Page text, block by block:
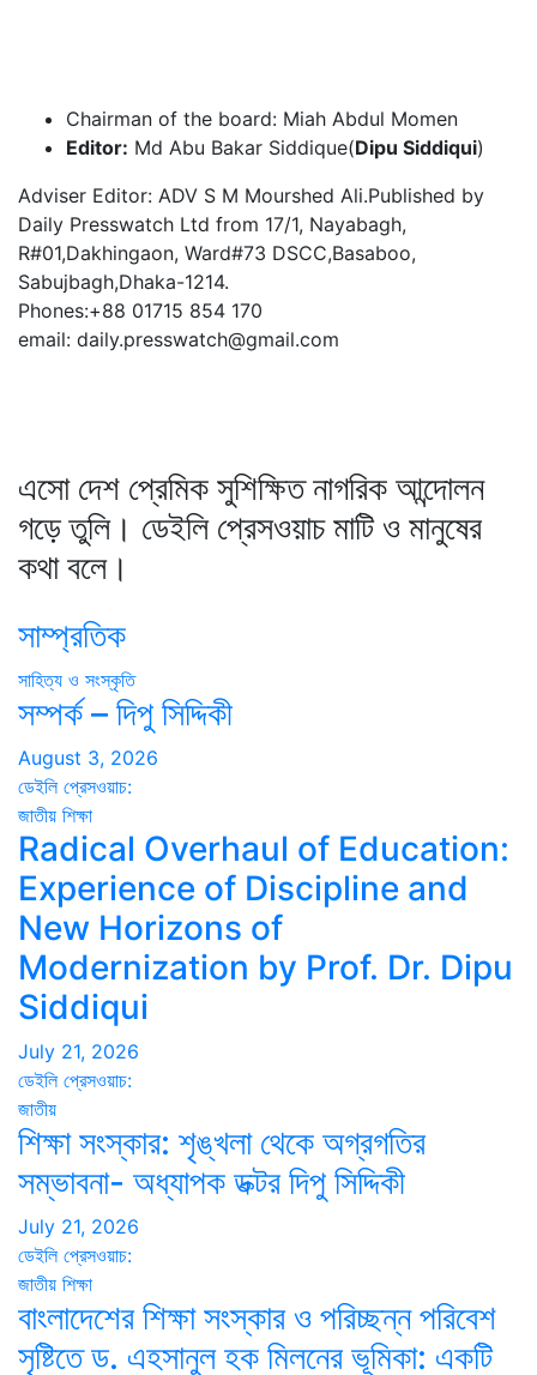
Chairman of the board: Miah Abdul Momen
Editor: Md Abu Bakar Siddique(Dipu Siddiqui)
Adviser Editor: ADV S M Mourshed Ali.Published by
Daily Presswatch Ltd from 17/1, Nayabagh,
R#01,Dakhingaon, Ward#73 DSCC,Basaboo,
Sabujbagh,Dhaka-1214.
Phones:+88 01715 854 170
email: daily.presswatch@gmail.com
এসো দেশ প্রেমিক সুশিক্ষিত নাগরিক আন্দোলন
গড়ে তুলি। ডেইলি প্রেসওয়াচ মাটি ও মানুষের
কথা বলে।
সাম্প্রতিক
সাহিত্য ও সংস্কৃতি
সম্পর্ক – দিপু সিদ্দিকী
August 3, 2026
ডেইলি প্রেসওয়াচ:
জাতীয় শিক্ষা
Radical Overhaul of Education:
Experience of Discipline and
New Horizons of
Modernization by Prof. Dr. Dipu
Siddiqui
July 21, 2026
ডেইলি প্রেসওয়াচ:
জাতীয়
শিক্ষা সংস্কার: শৃঙ্খলা থেকে অগ্রগতির
সম্ভাবনা- অধ্যাপক ডক্টর দিপু সিদ্দিকী
July 21, 2026
ডেইলি প্রেসওয়াচ:
জাতীয় শিক্ষা
বাংলাদেশের শিক্ষা সংস্কার ও পরিচ্ছন্ন পরিবেশ
সৃষ্টিতে ড. এহসানুল হক মিলনের ভূমিকা: একটি